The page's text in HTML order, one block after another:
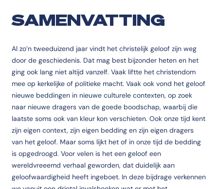
SAMENVATTING
Al zo’n tweeduizend jaar vindt het christelijk geloof zijn weg
door de geschiedenis. Dat mag best bijzonder heten en het
ging ook lang niet altijd vanzelf. Vaak liftte het christendom
mee op kerkelijke of politieke macht. Vaak ook vond het geloof
nieuwe beddingen in nieuwe culturele contexten, op zoek
naar nieuwe dragers van de goede boodschap, waarbij die
laatste soms ook van kleur kon verschieten. Ook onze tijd kent
zijn eigen context, zijn eigen bedding en zijn eigen dragers
van het geloof. Maar soms lijkt het of in onze tijd de bedding
is opgedroogd. Voor velen is het een geloof een
wereldvreeemd verhaal geworden, dat duidelijk aan
geloofwaardigheid heeft ingeboet. In deze bijdrage verkennen